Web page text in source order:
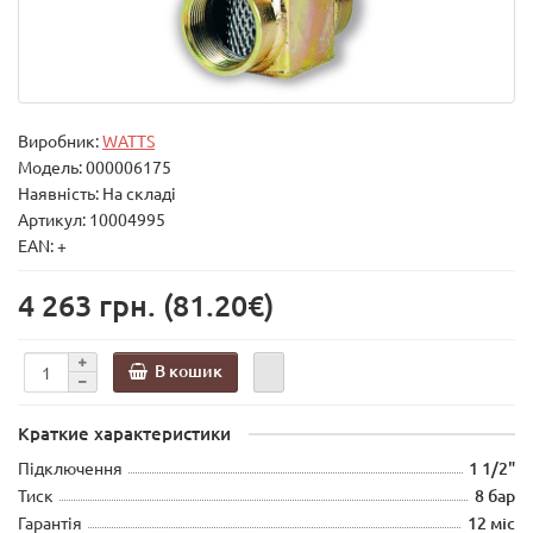
Виробник:WATTS
Модель:000006175
Наявність: На складі
Артикул: 10004995
EAN: +
4 263 грн. (81.20€)
В кошик
Краткие характеристики
Підключення 1 1/2"
Тиск 8 бар
Гарантія 12 міс